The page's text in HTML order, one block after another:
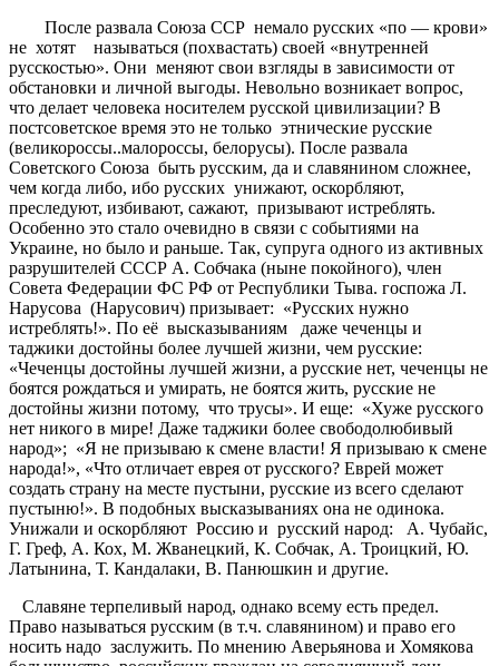
После развала Союза ССР немало русских «по — крови»
не хотят называться (похвастать) своей «внутренней
русскостью». Они меняют свои взгляды в зависимости от
обстановки и личной выгоды. Невольно возникает вопрос,
что делает человека носителем русской цивилизации? В
постсоветское время это не только этнические русские
(великороссы..малороссы, белорусы). После развала
Советского Союза быть русским, да и славянином сложнее,
чем когда либо, ибо русских унижают, оскорбляют,
преследуют, избивают, сажают, призывают истреблять.
Особенно это стало очевидно в связи с событиями на
Украине, но было и раньше. Так, супруга одного из активных
разрушителей СССР А. Собчака (ныне покойного), член
Совета Федерации ФС РФ от Республики Тыва. госпожа Л.
Нарусова (Нарусович) призывает: «Русских нужно
истреблять!». По её высказываниям даже чеченцы и
таджики достойны более лучшей жизни, чем русские:
«Чеченцы достойны лучшей жизни, а русские нет, чеченцы не
боятся рождаться и умирать, не боятся жить, русские не
достойны жизни потому, что трусы». И еще: «Хуже русского
нет никого в мире! Даже таджики более свободолюбивый
народ»; «Я не призываю к смене власти! Я призываю к смене
народа!», «Что отличает еврея от русского? Еврей может
создать страну на месте пустыни, русские из всего сделают
пустыню!». В подобных высказываниях она не одинока.
Унижали и оскорбляют Россию и русский народ: А. Чубайс,
Г. Греф, А. Кох, М. Жванецкий, К. Собчак, А. Троицкий, Ю.
Латынина, Т. Кандалаки, В. Панюшкин и другие.
Славяне терпеливый народ, однако всему есть предел.
Право называться русским (в т.ч. славянином) и право его
носить надо заслужить. По мнению Аверьянова и Хомякова